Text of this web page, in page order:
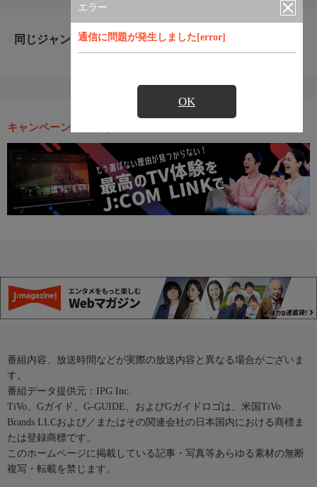
エラー
通信に問題が発生しました[error]
OK
同じジャンルのおすすめ番組
キャンペーン・お得な情報
番組内容、放送時間などが実際の放送内容と異なる場合がございま
す。
番組データ提供元：IPG Inc.
TiVo、Gガイド、G-GUIDE、およびGガイドロゴは、米国TiVo
Brands LLCおよび／またはその関連会社の日本国内における商標ま
たは登録商標です。
このホームページに掲載している記事・写真等あらゆる素材の無断
複写・転載を禁じます。